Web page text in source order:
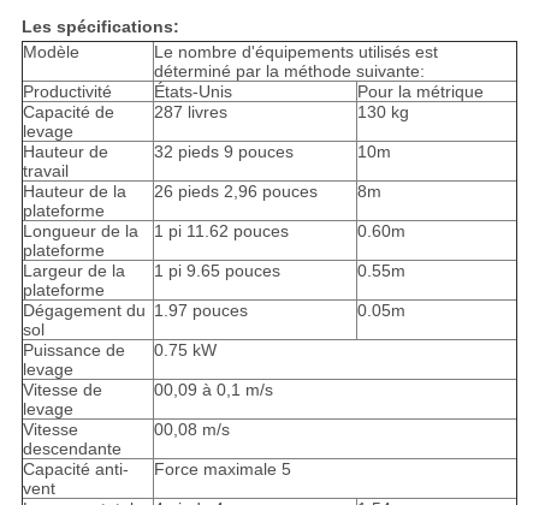
Les spécifications:
Modèle
Le nombre d'équipements utilisés est
déterminé par la méthode suivante:
Productivité
États-Unis
Pour la métrique
Capacité de
levage
287 livres 130 kg
Hauteur de
travail
32 pieds 9 pouces 10m
Hauteur de la
plateforme
26 pieds 2,96 pouces 8m
Longueur de la
plateforme
1 pi 11.62 pouces 0.60m
Largeur de la
plateforme
1 pi 9.65 pouces 0.55m
Dégagement du
sol
1.97 pouces 0.05m
Puissance de
levage
0.75 kW
Vitesse de
levage
00,09 à 0,1 m/s
Vitesse
descendante
00,08 m/s
Capacité anti-
vent
Force maximale 5